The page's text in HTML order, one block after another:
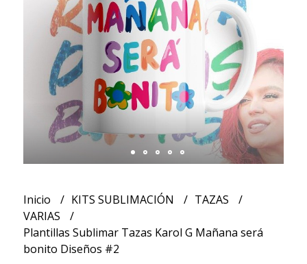
Inicio KITS SUBLIMACIÓN
TAZAS
VARIAS
Plantillas Sublimar Tazas Karol G Mañana será
bonito Diseños #2